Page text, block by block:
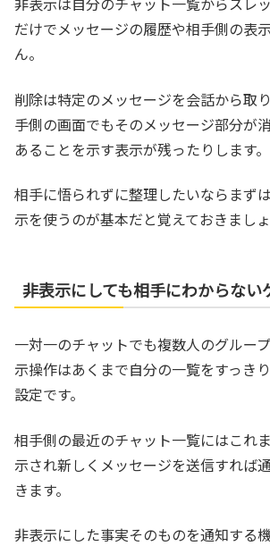
だけでメッセージの履歴や相手側の表
ん。
削除は特定のメッセージを会話から取
手側の画面でもそのメッセージ部分が
あることを示す表示が残ったりします。
相手に悟られずに整理したいならまず
示を使うのが基本だと覚えておきましょ
非表示にしても相手にわからない
一対一のチャットでも複数人のグルー
示操作はあくまで自分の一覧をすっき
設定です。
相手側の最近のチャット一覧にはこれ
示され新しくメッセージを送信すれば
きます。
非表示にした事実そのものを通知する